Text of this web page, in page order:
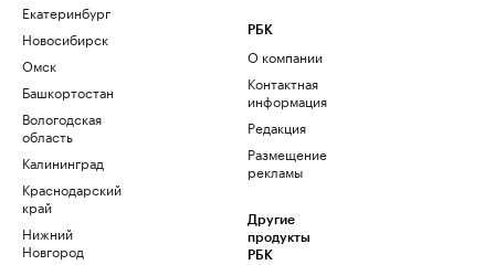
Екатеринбург
Новосибирск
Омск
Башкортостан
Вологодская
область
Калининград
Краснодарский
край
Нижний
Новгород
РБК
О компании
Контактная
информация
Редакция
Размещение
рекламы
Другие
продукты
РБК